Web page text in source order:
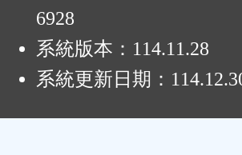
6928
系統版本： 114.11.28
系統更新日期：